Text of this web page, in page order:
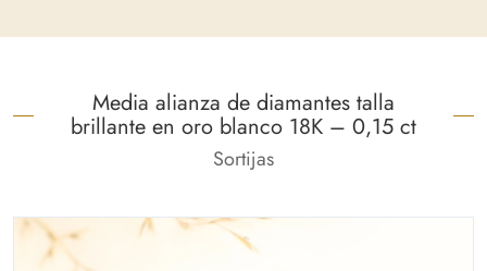
Media alianza de diamantes talla
brillante en oro blanco 18K – 0,15 ct
Sortijas